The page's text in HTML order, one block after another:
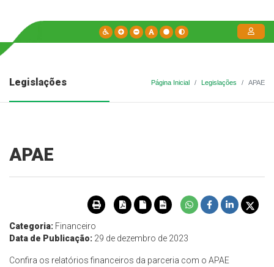
Legislações Página Inicial Legislações APAE
APAE
Categoria: Financeiro
Data de Publicação: 29 de dezembro de 2023
Confira os relatórios financeiros da parceria com o APAE